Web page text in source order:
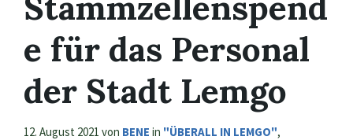
e für das Personal
der Stadt Lemgo
12. August 2021 von BENE in "ÜBERALL IN LEMGO",